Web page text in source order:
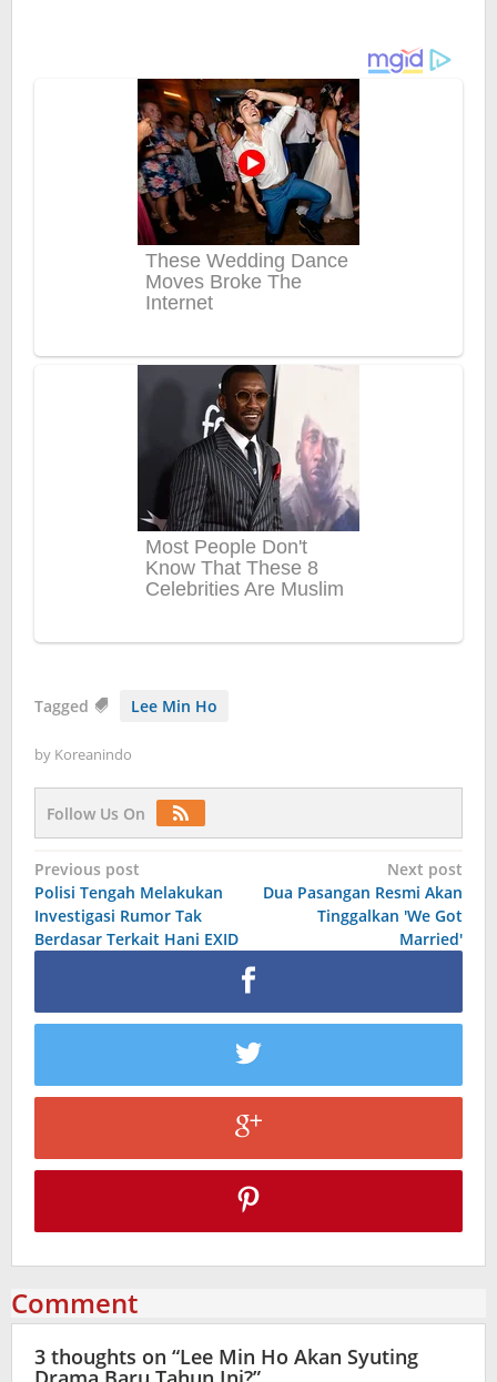
Tagged Lee Min Ho
by Koreanindo
Follow Us On
Post
navigation
Previous post
Polisi Tengah Melakukan
Investigasi Rumor Tak
Berdasar Terkait Hani EXID
Next post
Dua Pasangan Resmi Akan
Tinggalkan 'We Got
Married'
Comment
3 thoughts on “Lee Min Ho Akan Syuting